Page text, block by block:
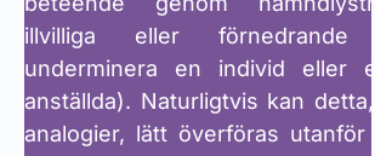
illvilliga eller
underminera en individ eller
anställda). Naturligtvis kan detta,
analogier, lätt överföras utanför